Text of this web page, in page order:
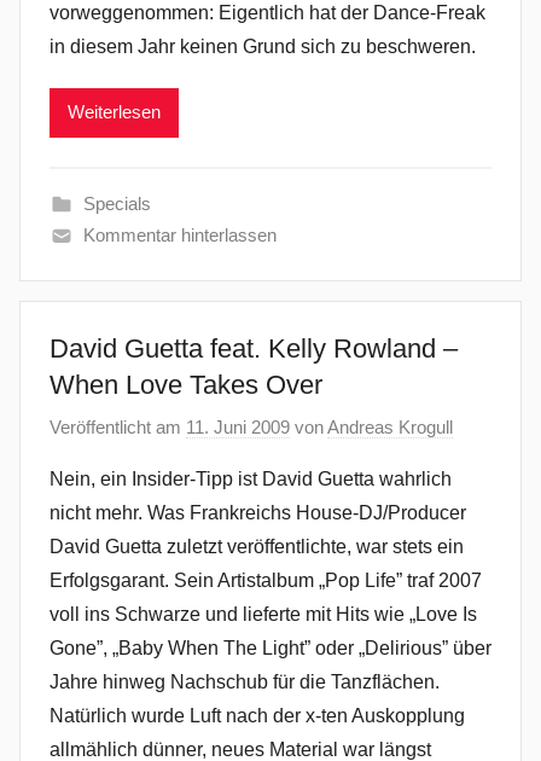
vorweggenommen: Eigentlich hat der Dance-Freak
in diesem Jahr keinen Grund sich zu beschweren.
Weiterlesen
Specials
Kommentar hinterlassen
David Guetta feat. Kelly Rowland –
When Love Takes Over
Veröffentlicht am 11. Juni 2009 vonAndreas Krogull
Nein, ein Insider-Tipp ist David Guetta wahrlich
nicht mehr. Was Frankreichs House-DJ/Producer
David Guetta zuletzt veröffentlichte, war stets ein
Erfolgsgarant. Sein Artistalbum „Pop Life” traf 2007
voll ins Schwarze und lieferte mit Hits wie „Love Is
Gone”, „Baby When The Light” oder „Delirious” über
Jahre hinweg Nachschub für die Tanzflächen.
Natürlich wurde Luft nach der x-ten Auskopplung
allmählich dünner, neues Material war längst